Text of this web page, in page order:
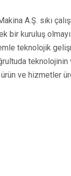
A.Ş. sıkı
bir kuruluş
teknolojik
teknolojinin
ve hizmetler